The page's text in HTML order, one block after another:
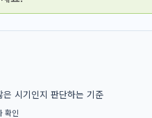
은 시기인지 판단하는 기준
확인